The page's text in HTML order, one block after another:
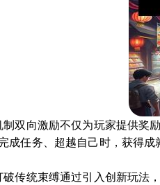
双向激励不仅为玩家提供奖
成任务、超越自己时，获得成
传统束缚通过引入创新玩法